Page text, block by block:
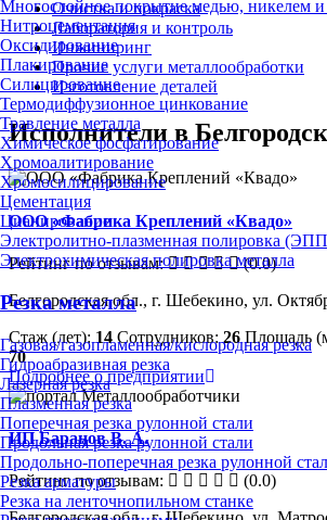
Многослойное покрытие медью, никелем
Нитроцементация
Оксидирование
Плакирование
Силицирование
Термодиффузионное цинкование
Травление металла
Химическое фосфатирование
Хромоалитирование
Хромосилицирование
Цементация
Цианирование
Электролитно-плазменная полировка
Электрохимическая полировка металла
Резка металла
Газовая/газопламенная/кислородная резка
Гидроабразивная резка
Лазерная резка
Плазменная резка
Поперечная резка рулонной стали
Продольная резка рулонной стали
Продольно-поперечная резка рулонной
Резка арматуры
Резка на ленточнопильном станке
Очистка и покраска
Лаборатория и контроль
Инжиниринг
Прочие услуги металлообработки
Изготовление деталей
Исполнители в
ООО «Фабрика Креплений «Квадо»
Рейтинг по отзывам:
(0.0)
Белгородская обл., г. Шебекино, ул.
Стаж (лет): 14 Сотрудников: 26 Площадь
70
Подробнее о предприятии
ИП Баранов В. А.
Рейтинг по отзывам:
(0.0)